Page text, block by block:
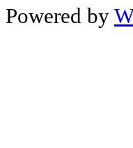
Powered by